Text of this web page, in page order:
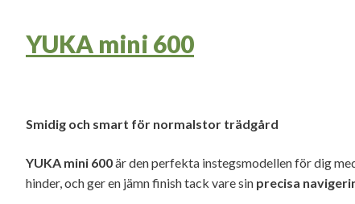
YUKA mini 600
Smidig och smart för normalstor trädgård
YUKA mini 600är den perfekta instegsmodellen för dig
hinder, och ger en jämn finish tack vare sin precisa